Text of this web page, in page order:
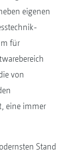
eigenen
für
von
eine immer
Stand